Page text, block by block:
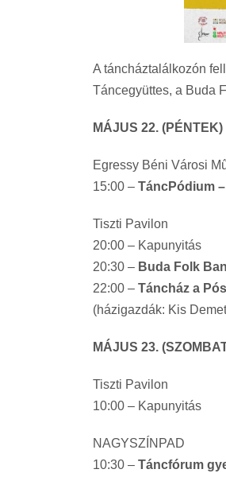
A táncháztalálkozón
Táncegyüttes, a Buda
MÁJUS 22. (PÉNTEK)
Egressy Béni Városi
15:00 – TáncPódium
Tiszti Pavilon
20:00 – Kapunyitás
20:30 – Buda Folk
22:00 – Táncház a
(házigazdák: Kis
MÁJUS 23.
Tiszti Pavilon
10:00 – Kapunyitás
NAGYSZÍNPAD
10:30 – Táncfórum